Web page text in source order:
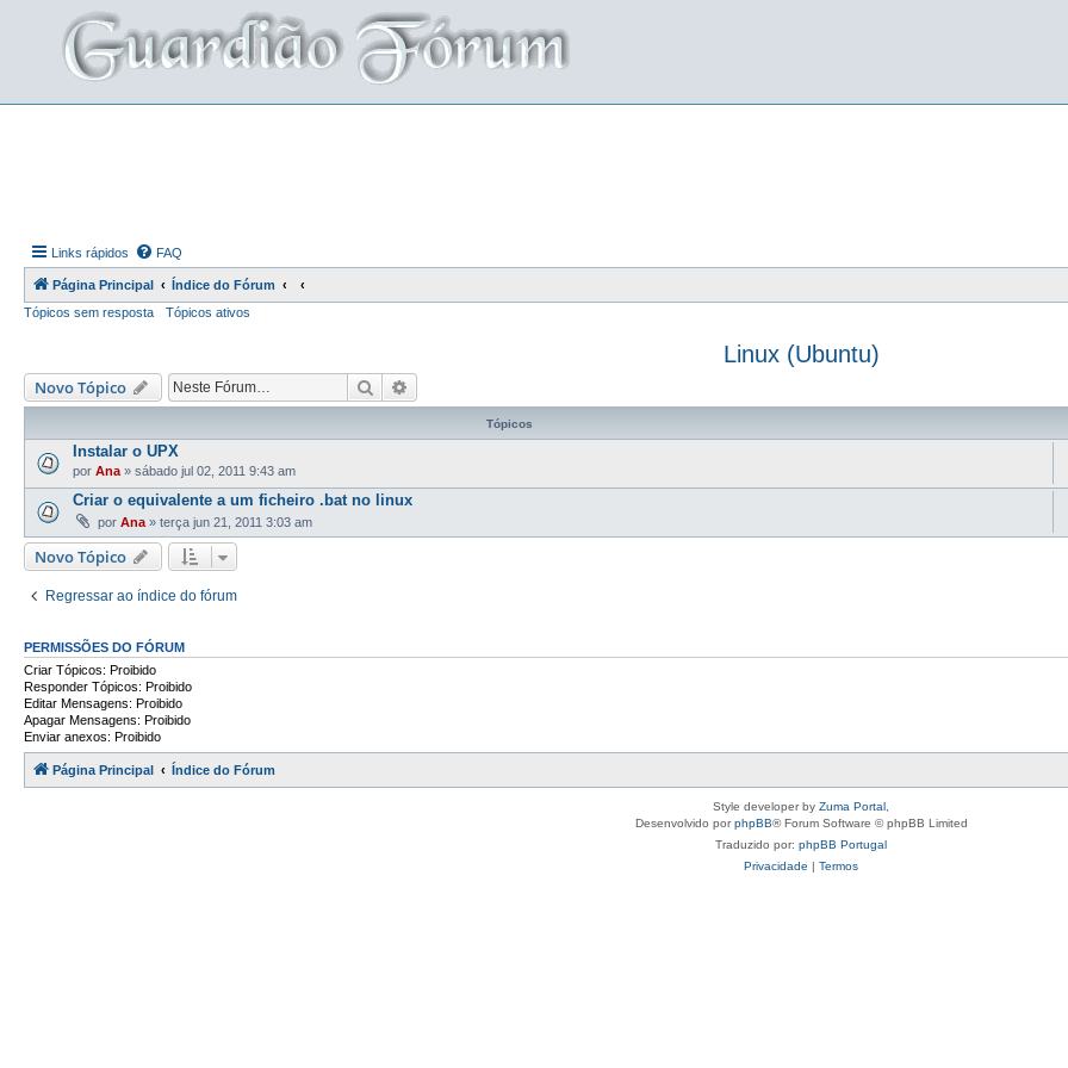
Links rápidos FAQ
Página Principal
Índice do Fórum
Tópicos sem resposta
Tópicos ativos
Linux (Ubuntu)
Novo Tópico Pesquisar
Tópicos
Instalar o UPX
por Ana » sábado jul 02, 2011 9:43 am
Criar o equivalente a um ficheiro .bat no linux
por Ana » terça jun 21, 2011 3:03 am
Novo Tópico
Regressar ao índice do fórum
PERMISSÕES DO FÓRUM
Criar Tópicos: Proibido
Responder Tópicos: Proibido
Editar Mensagens: Proibido
Apagar Mensagens: Proibido
Enviar anexos: Proibido
Página Principal Índice do Fórum
Style developer by Zuma Portal
Desenvolvido porphpBB® Forum Software © phpBB Limited
Traduzido por: phpBB Portugal
Privacidade | Termos